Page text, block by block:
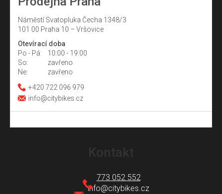
Náměstí Svatopluka Čecha 1348/3
101 00 Praha 10 – Vršovice
Otevírací doba
Po - Pá:
10:00 - 19:00
So:
zavřeno
Ne:
zavřeno
+420 722 096 979
info@citybikes.cz
info@citybikes.cz
773 052 552